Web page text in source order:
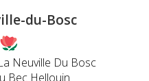
du-Bosc
Neuville Du Bosc
Bec Hellouin